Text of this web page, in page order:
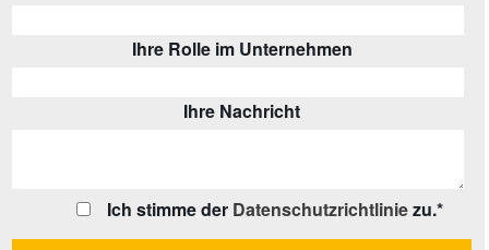
Ihre Rolle im Unternehmen
Ihre Nachricht
Ich stimme der Datenschutzrichtliniezu.*